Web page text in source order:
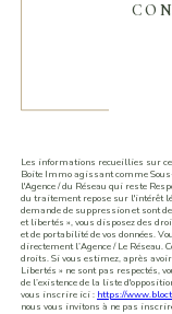
Les informations recueillies sur
Boite Immo agissant comme
l'Agence / du Réseau qui reste
du traitement repose sur l'intérêt
demande de suppression et sont
et libertés », vous disposez des
et de portabilité de vos données.
directement l’Agence / Le Réseau.
droits. Si vous estimez, après
Libertés » ne sont pas respectés,
de l’existence de la liste
vous inscrire ici : https://
nous vous invitons à ne pas